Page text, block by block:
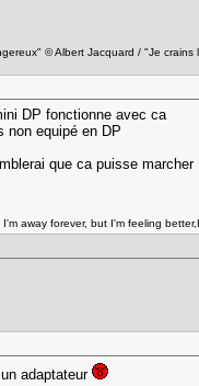
© Albert Jacquard / "Je
DP fonctionne avec ca
non equipé en DP
que ca puisse marcher
away forever, but I'm feeling
adaptateur